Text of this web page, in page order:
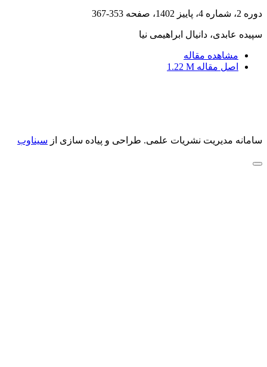
دوره 2، شماره 4، پاییز 1402، صفحه 353-367
سپیده عابدی، دانیال ابراهیمی نیا
مشاهده مقاله
اصل مقاله 1.22 M
سامانه مدیریت نشریات علمی. طراحی و پیاده سازی از سیناوب